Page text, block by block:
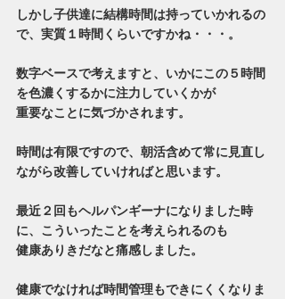
しかし子供達に結構時間は持っていかれるの
で、実質１時間くらいですかね・・・。
数字ベースで考えますと、いかにこの５時間
を色濃くするかに注力していくかが
重要なことに気づかされます。
時間は有限ですので、朝活含めて常に見直し
ながら改善していければと思います。
最近２回もヘルパンギーナになりました時
に、こういったことを考えられるのも
健康ありきだなと痛感しました。
健康でなければ時間管理もできにくくなりま